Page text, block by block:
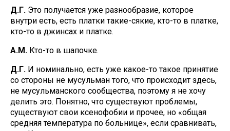
Д.Г. Это получается уже разнообразие, которое
внутри есть, есть платки такие-сякие, кто-то в платке,
кто-то в джинсах и платке.
А.М. Кто-то в шапочке.
Д.Г. И номинально, есть уже какое-то такое принятие
со стороны не мусульман того, что происходит здесь,
не мусульманского сообщества, поэтому я не хочу
делить это. Понятно, что существуют проблемы,
существуют свои ксенофобии и прочее, но «общая
средняя температура по больнице», если сравнивать,